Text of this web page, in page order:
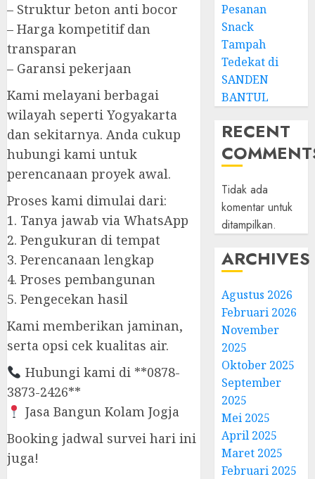
– Struktur beton anti bocor
– Harga kompetitif dan
transparan
– Garansi pekerjaan
Kami melayani berbagai
wilayah seperti Yogyakarta
dan sekitarnya. Anda cukup
hubungi kami untuk
perencanaan proyek awal.
Proses kami dimulai dari:
1. Tanya jawab via WhatsApp
2. Pengukuran di tempat
3. Perencanaan lengkap
4. Proses pembangunan
5. Pengecekan hasil
Kami memberikan jaminan,
serta opsi cek kualitas air.
Hubungi kami di **0878-
3873-2426**
Jasa Bangun Kolam Jogja
Booking jadwal survei hari ini
juga!
Pesanan
Snack
Tampah
Tedekat di
SANDEN
BANTUL
RECENT
Tidak ada
komentar untuk
ditampilkan.
ARCHIVES
Agustus 2026
Februari 2026
November
2025
Oktober 2025
September
2025
Mei 2025
April 2025
Maret 2025
Februari 2025